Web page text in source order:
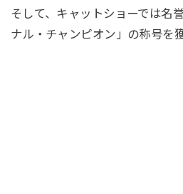
そして、キャットショーでは名
ナル・チャンピオン」の称号を